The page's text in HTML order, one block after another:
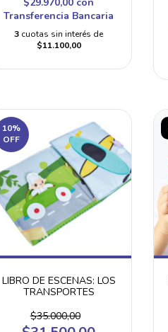
Transferencia Bancaria
3 cuotas sin interés de
$11.100,00
10%
OFF
LIBRO DE ESCENAS: LOS
TRANSPORTES
$35.000,00